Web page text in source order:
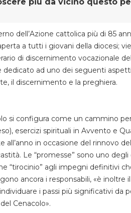
dell’Azione cattolica più di 85
a tutti i giovani della diocesi;
di discernimento vocazionale
ad uno dei seguenti
il discernimento e la preghiera.
si configura come un cammino
esercizi spirituali in Avvento e
all’anno in occasione del rinnovo
Le “promesse” sono uno
“tirocinio” agli impegni definitivi
ancora i responsabili, «è
i passi più significativi
Cenacolo».